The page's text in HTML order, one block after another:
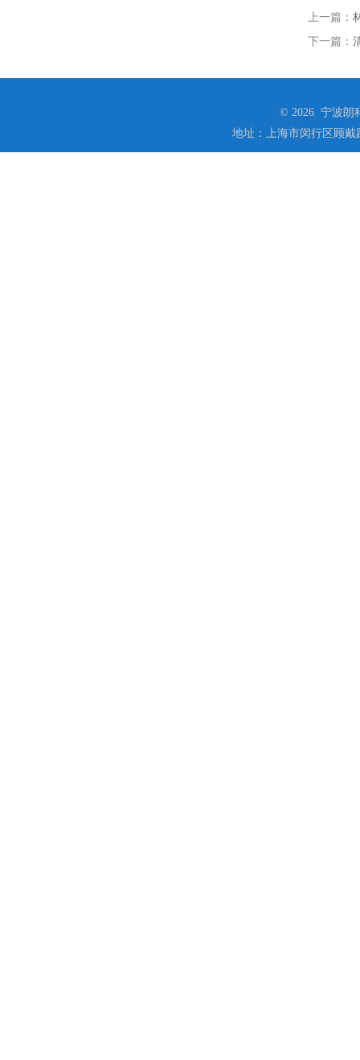
上一篇：
下一篇：
© 2026 宁波朗
地址：上海市闵行区顾